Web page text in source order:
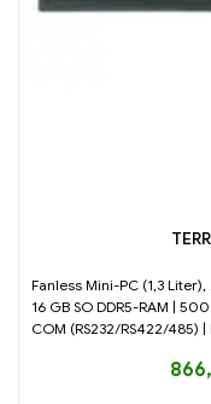
Fanless Mini-PC (1,3
16 GB SO DDR5-RAM |
COM (RS232/RS422/485) |